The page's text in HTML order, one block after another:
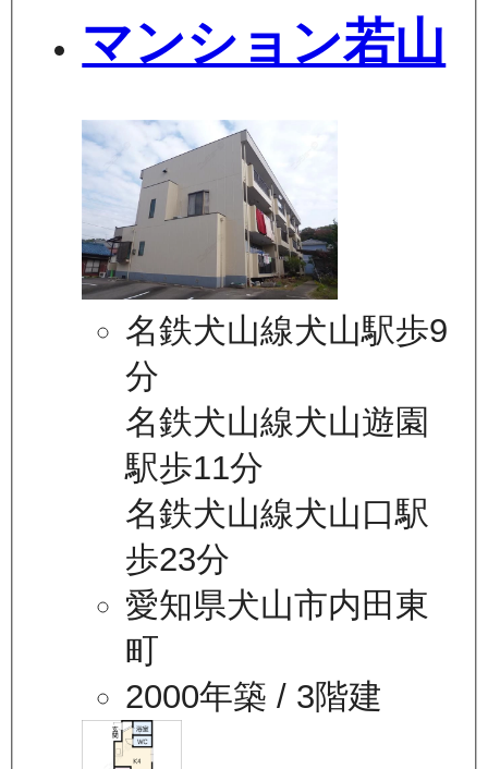
マンション若山
名鉄犬山線犬山駅歩9
分
名鉄犬山線犬山遊園
駅歩11分
名鉄犬山線犬山口駅
歩23分
愛知県犬山市内田東
町
2000年築 / 3階建